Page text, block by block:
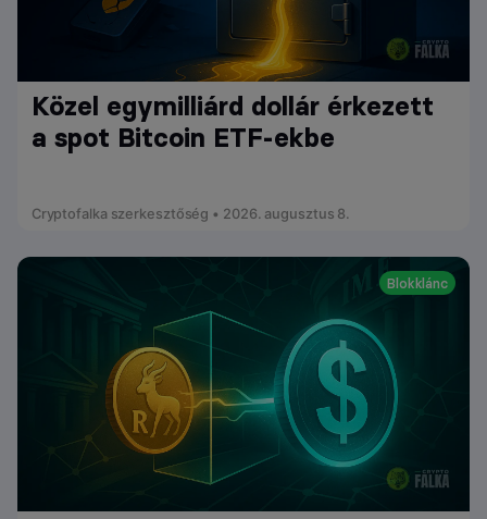
Közel egymilliárd dollár érkezett
a spot Bitcoin ETF-ekbe
Cryptofalka szerkesztőség • 2026. augusztus 8.
Blokklánc